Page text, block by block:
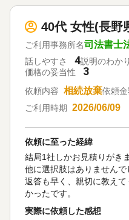
40代 女性(長野
ご利用事務所名司法書士
話しやすさ 4説明のわか
価格の妥当性 3
依頼内容 相続放棄依頼
ご利用時期 2026/06/09
依頼に至った経緯
結局1社しかお見積りがき
他に選択肢はありませんで
返答も早く、親切に教え
かったです。
実際に依頼した感想